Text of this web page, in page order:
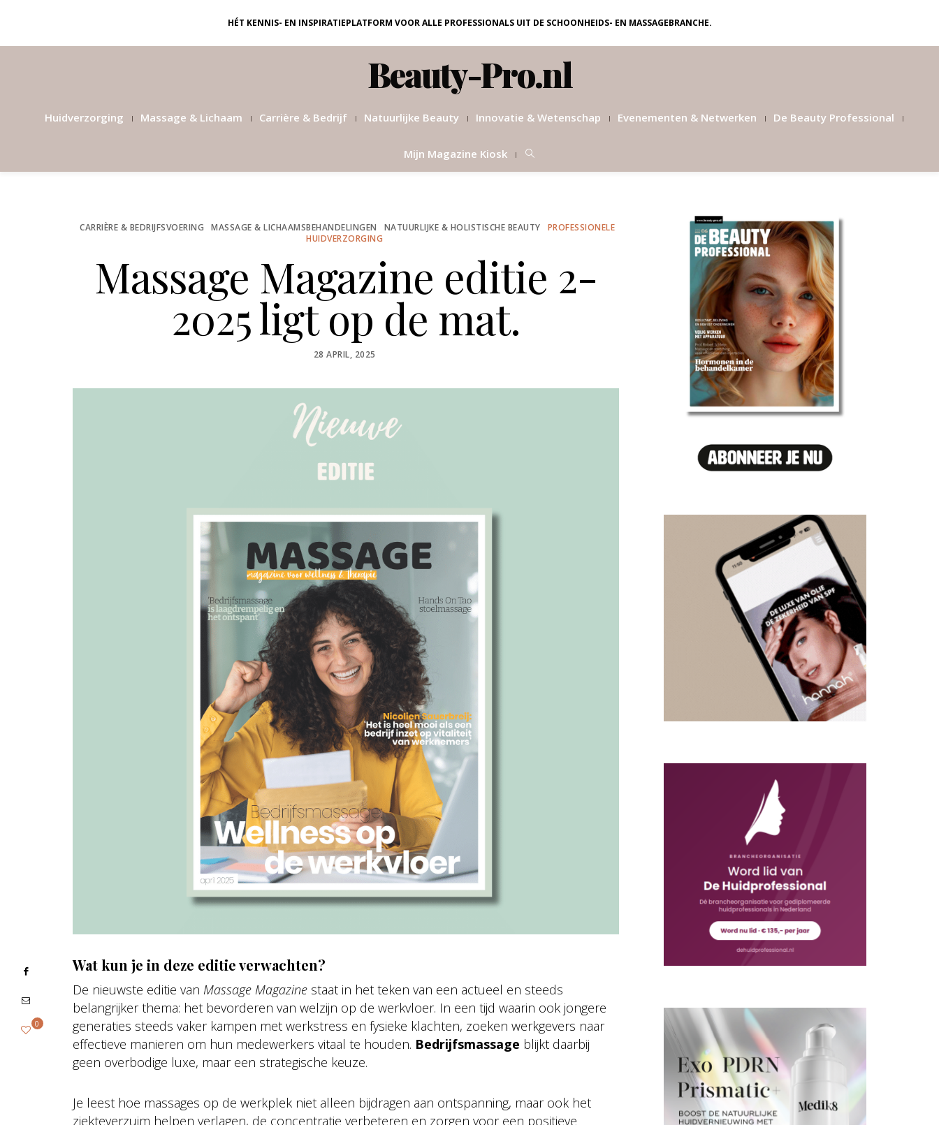
HÉT KENNIS- EN INSPIRATIEPLATFORM VOOR ALLE PROFESSIONALS UIT DE SCHOONHEIDS- EN MASSAGEBRANCHE.
Beauty-Pro.nl
Huidverzorging Massage & Lichaam Carrière & Bedrijf Natuurlijke Beauty Innovatie & Wetenschap Evenementen & Netwerken De Beauty Professional
Mijn Magazine Kiosk
CARRIÈRE & BEDRIJFSVOERING MASSAGE & LICHAAMSBEHANDELINGEN NATUURLIJKE & HOLISTISCHE BEAUTY
PROFESSIONELE
HUIDVERZORGING
Massage Magazine editie 2-
2025 ligt op de mat.
POSTED
28 APRIL, 2025
Wat kun je in deze editie verwachten?
De nieuwste editie van Massage Magazine staat in het teken van een actueel en steeds
belangrijker thema: het bevorderen van welzijn op de werkvloer. In een tijd waarin ook jongere
generaties steeds vaker kampen met werkstress en fysieke klachten, zoeken werkgevers naar
effectieve manieren om hun medewerkers vitaal te houden. Bedrijfsmassage blijkt daarbij
geen overbodige luxe, maar een strategische keuze.
Je leest hoe massages op de werkplek niet alleen bijdragen aan ontspanning, maar ook het
ziekteverzuim helpen verlagen, de concentratie verbeteren en zorgen voor een positieve
0